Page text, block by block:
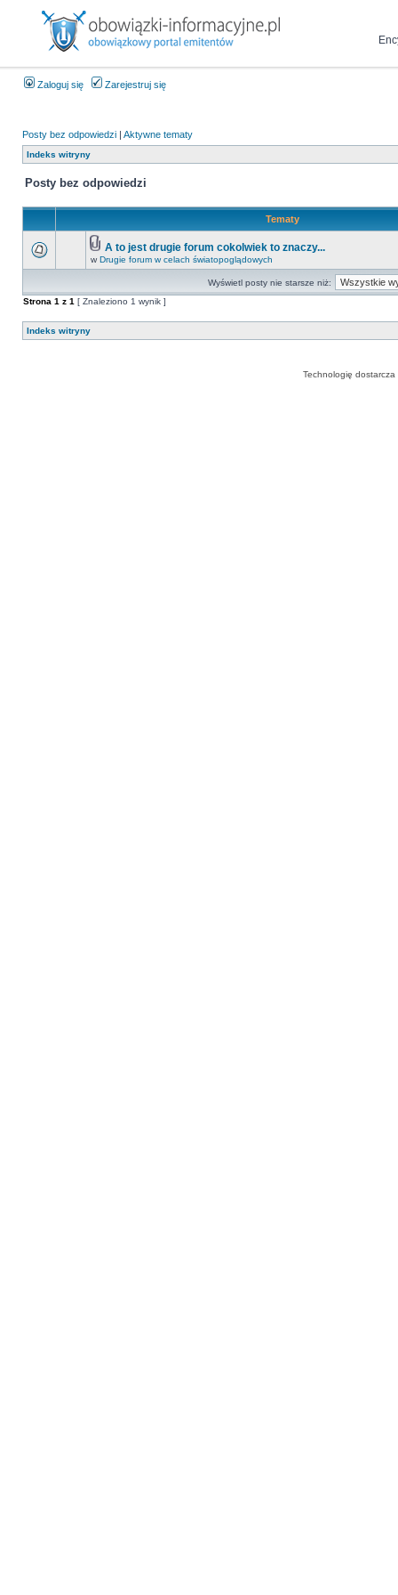
Zaloguj się Zarejestruj się
Posty bez odpowiedzi | Aktywne tematy
Indeks witryny
Posty bez odpowiedzi
Tematy
A to jest drugie forum cokolwiek to znaczy...
w Drugie forum w celach światopoglądowych
Wyświetl posty nie starsze niż:
Strona 1 z 1 [ Znaleziono 1 wynik ]
Indeks witryny
Technologię dostarcza